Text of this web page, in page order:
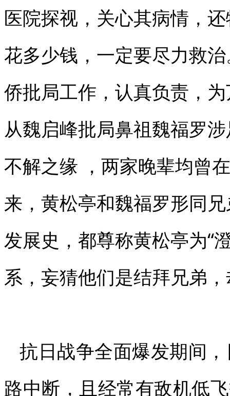
医院探视，关心其病情，
花多少钱，一定要尽力救
侨批局工作，认真负责，
从魏启峰批局鼻祖魏福罗
不解之缘 ，两家晚辈均曾
来，黄松亭和魏福罗形同
发展史，都尊称黄松亭为“
系，妄猜他们是结拜兄弟
抗日战争全面爆发期间
路中断，且经常有敌机低